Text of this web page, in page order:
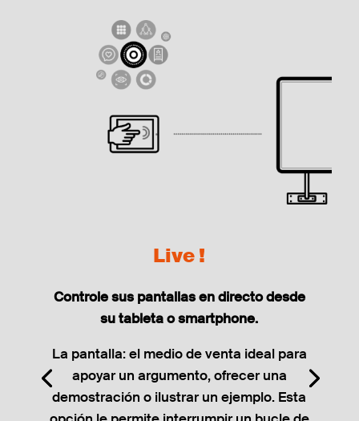
Live !
Controle sus pantallas en directo desde
su tableta o smartphone.
La pantalla: el medio de venta ideal para
apoyar un argumento, ofrecer una
demostración o ilustrar un ejemplo. Esta